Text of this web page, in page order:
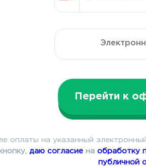
Перейти к
оплаты на указанный
даю согласиена обработку
публичной